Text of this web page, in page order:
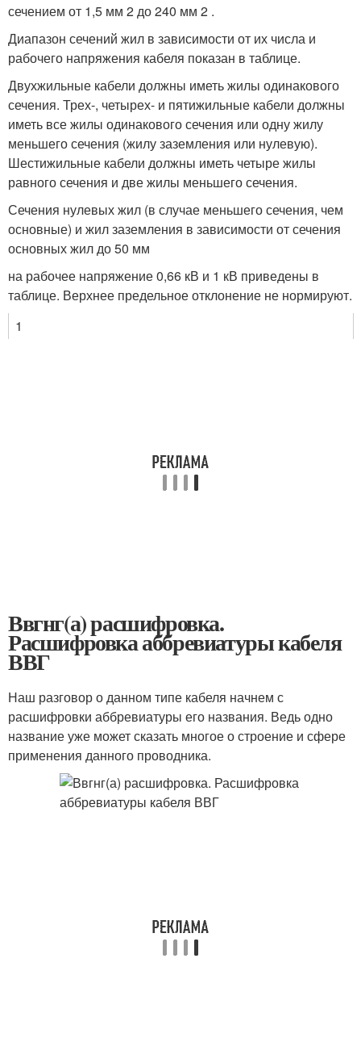
сечением от 1,5 мм 2до 240 мм 2 .
Диапазон сечений жил в зависимости от их числа и
рабочего напряжения кабеля показан в таблице.
Двухжильные кабели должны иметь жилы одинакового
сечения. Трех-, четырех- и пятижильные кабели должны
иметь все жилы одинакового сечения или одну жилу
меньшего сечения (жилу заземления или нулевую).
Шестижильные кабели должны иметь четыре жилы
равного сечения и две жилы меньшего сечения.
Сечения нулевых жил (в случае меньшего сечения, чем
основные) и жил заземления в зависимости от сечения
основных жил до 50 мм
на рабочее напряжение 0,66 кВ и 1 кВ приведены в
таблице. Верхнее предельное отклонение не нормируют.
1
Ввгнг(а) расшифровка.
Расшифровка аббревиатуры кабеля
ВВГ
Наш разговор о данном типе кабеля начнем с
расшифровки аббревиатуры его названия. Ведь одно
название уже может сказать многое о строение и сфере
применения данного проводника.